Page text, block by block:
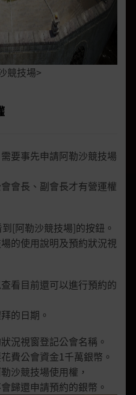
競技場>
要事先申請阿勒沙競技場
會長、副會長才有營運權
[阿勒沙競技場]的按鈕。
的使用說明及預約狀況視
看目前還可以進行預約的
的日期。
況視窗登記公會名稱。
費公會資金1千萬銀幣。
沙競技場使用權，
歸還申請預約的銀幣。